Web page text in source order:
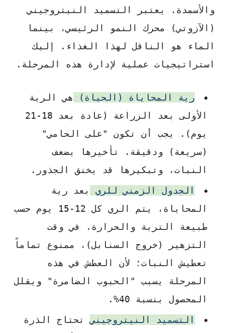
والأسمدة. يعتبر التسميد النيتروجيني
(الآزوتي) محرك النمو الرئيسي، بينما
الماء هو الناقل لهذا الغذاء. إليك
استراتيجيات عملية لإدارة هذه المرحلة.
رية المحاياة (الحياة)
هي الرية
الأولى بعد الزراعة (عادة بعد 18-21
يوم). يجب أن تكون "على الحامي"
(سريعة) ودقيقة. تأخيرها يضعف
النبات، وتبكيرها قد يخنق الجذور.
الجدول الزمني للري
بعد رية
المحاياة، يتم الري كل 12-15 يوم حسب
طبيعة التربة والحرارة. في وقت
التزهير (خروج السنابل)، ممنوع تماماً
تعطيش النبات؛ لأن العطش في هذه
المرحلة يسبب "الحبوب الضامرة" ويقلل
المحصول بنسبة 40%.
التسميد النيتروجينيتحتاج الذرة